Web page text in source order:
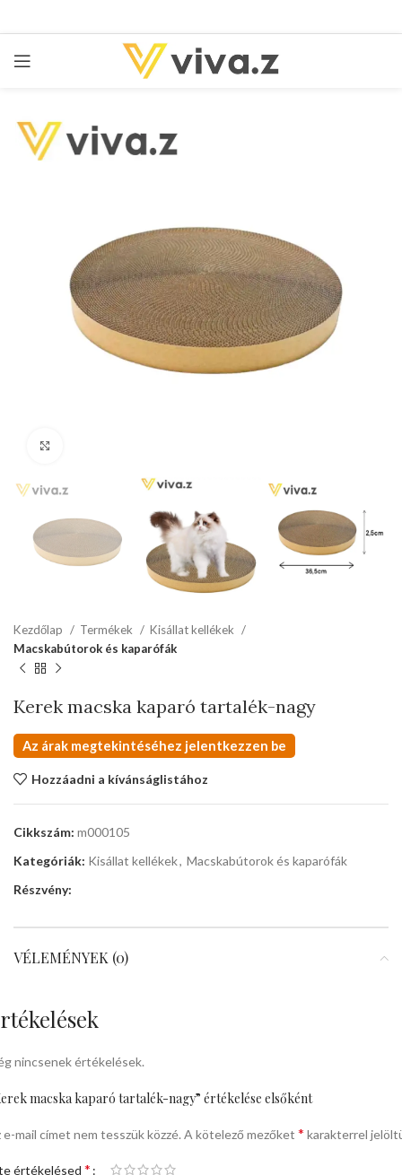
Kezdőlap Termékek
Kisállat kellékek
Macskabútorok és kaparófák
Kerek macska kaparó tartalék-nagy
Az árak megtekintéséhez jelentkezzen be
Hozzáadni a kívánságlistához
Cikkszám: m000105
Kategóriák: Kisállat kellékek, Macskabútorok és kaparófák
Részvény:
VÉLEMÉNYEK (0)
nincsenek értékelések.
macska kaparó tartalék-nagy” értékelése elsőként
e-mail címet nem tesszük közzé. A kötelező mezőket * karakterrel
értékelésed *